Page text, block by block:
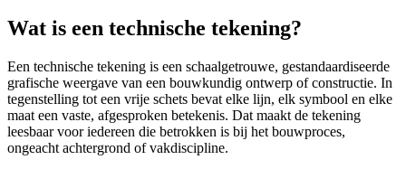
Wat is een technische tekening?
Een technische tekening is een schaalgetrouwe, gestandaardiseerde
grafische weergave van een bouwkundig ontwerp of constructie. In
tegenstelling tot een vrije schets bevat elke lijn, elk symbool en elke
maat een vaste, afgesproken betekenis. Dat maakt de tekening
leesbaar voor iedereen die betrokken is bij het bouwproces,
ongeacht achtergrond of vakdiscipline.